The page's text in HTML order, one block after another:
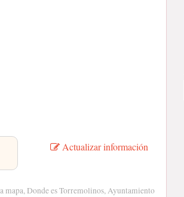
Actualizar información
mapa, Donde es Torremolinos, Ayuntamiento